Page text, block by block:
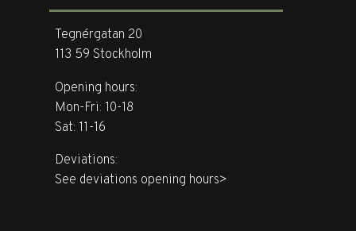
Tegnérgatan 20
113 59 Stockholm
Opening hours:
Mon-Fri: 10-18
Sat: 11-16
Deviations:
See deviations opening hours>